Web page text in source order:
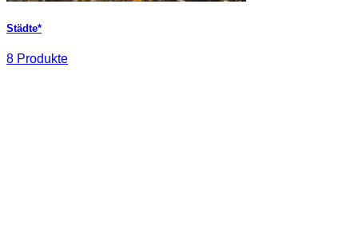
Städte*
8 Produkte